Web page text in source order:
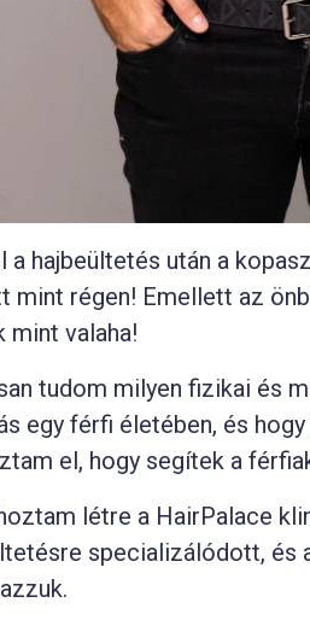
a hajbeültetés után a
mint régen! Emellett az
mint valaha!
tudom milyen fizikai és
egy férfi életében, és
el, hogy segítek a
létre a HairPalace
specializálódott, és